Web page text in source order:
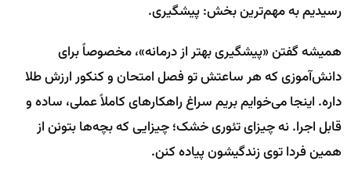
رسیدیم به مهم‌ترین بخش: پیشگیری.
همیشه گفتن «پیشگیری بهتر از درمانه»، مخصوصاً برای
دانش‌آموزی که هر ساعتش تو فصل امتحان و کنکور ارزش طلا
داره. اینجا می‌خوایم بریم سراغ راهکارهای کاملاً عملی، ساده و
قابل اجرا. نه چیزای تئوری خشک؛ چیزایی که بچه‌ها بتونن از
همین فردا توی زندگیشون پیاده کنن.